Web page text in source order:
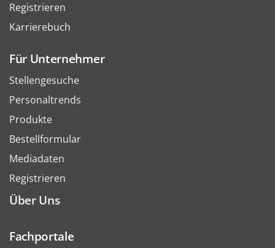
Registrieren
Karrierebuch
Für Unternehmer
Stellengesuche
Personaltrends
Produkte
Bestellformular
Mediadaten
Registrieren
Über Uns
Fachportale